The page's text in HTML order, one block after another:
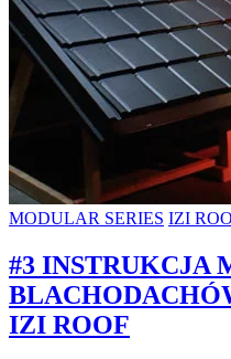
MODULAR SERIES IZI
#3 INSTRUKCJA
IZI ROOF